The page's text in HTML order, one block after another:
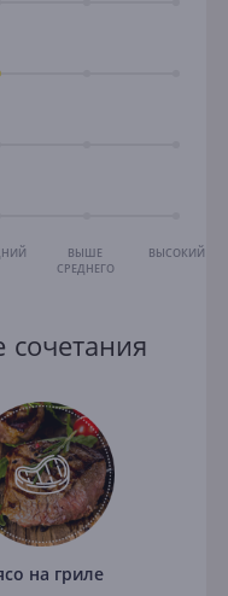
ВЫШЕ
СРЕДНЕГО
ВЫСОКИЙ
сочетания
на гриле